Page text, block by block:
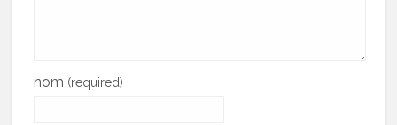
nom (required)